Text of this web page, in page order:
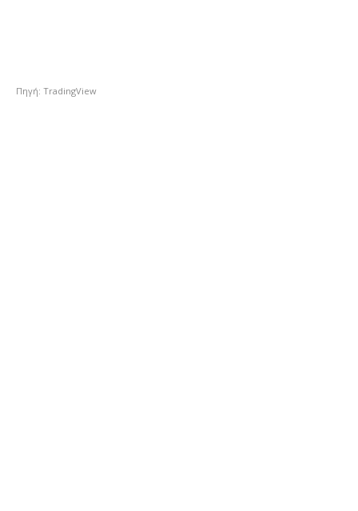
Πηγή: TradingView